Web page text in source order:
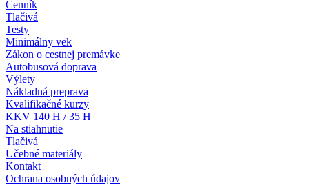
Cenník
Tlačivá
Testy
Minimálny vek
Zákon o cestnej premávke
Autobusová doprava
Výlety
Nákladná preprava
Kvalifikačné kurzy
KKV 140 H / 35 H
Na stiahnutie
Tlačivá
Učebné materiály
Kontakt
Ochrana osobných údajov